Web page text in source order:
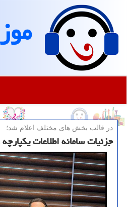
در قالب بخش های مختلف اعلام شد؛
جزئیات سامانه اطلاعات